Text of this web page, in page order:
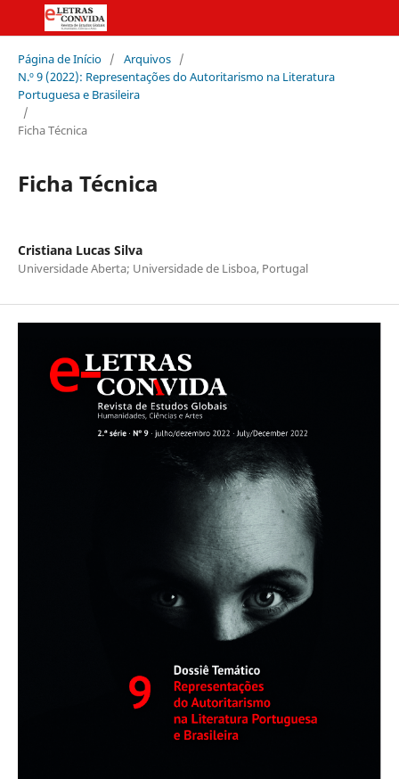
Página de Início / Arquivos /
N.º 9 (2022): Representações do Autoritarismo na Literatura
Portuguesa e Brasileira
/
Ficha Técnica
Ficha Técnica
Cristiana Lucas Silva
Universidade Aberta; Universidade de Lisboa, Portugal